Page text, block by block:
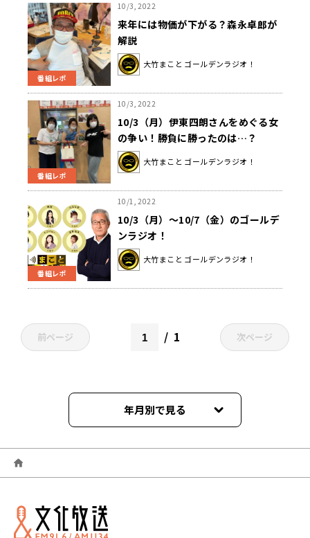
番組レポ
10/3, 2022
来年には物価が下がる？森永卓郎が
解説
大竹まこと ゴールデンラジオ！
番組レポ
10/3, 2022
10/3（月）伊東四朗さんをめぐる女
の争い！勝負に勝ったのは…？
大竹まこと ゴールデンラジオ！
番組レポ
10/1, 2022
10/3（月）～10/7（金）のゴールデ
ンラジオ！
大竹まこと ゴールデンラジオ！
前ページ 1 次ページ
年月別で見る
2026年06月
2026年05月
2026年04月